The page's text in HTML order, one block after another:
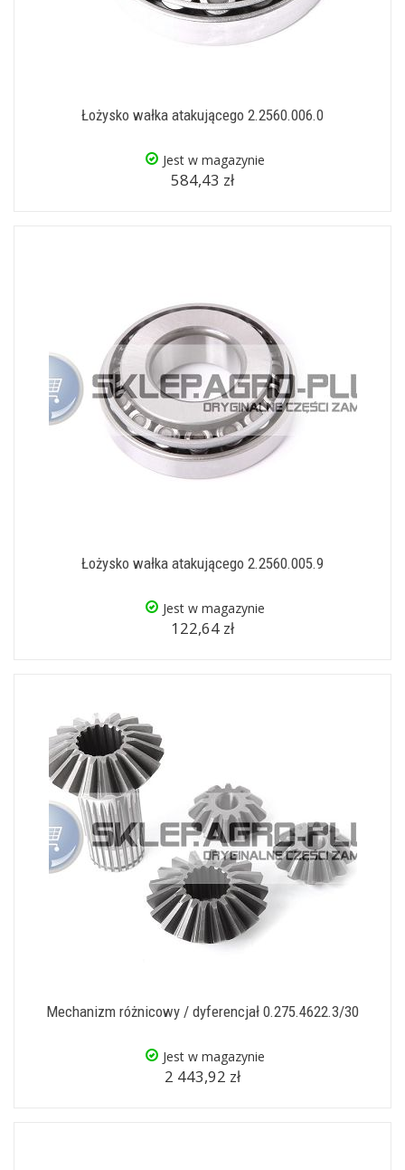
Łożysko wałka atakującego 2.2560.006.0
Jest w magazynie
584,43 zł
Łożysko wałka atakującego 2.2560.005.9
Jest w magazynie
122,64 zł
Mechanizm różnicowy / dyferencjał 0.275.4622.3/30
Jest w magazynie
2 443,92 zł